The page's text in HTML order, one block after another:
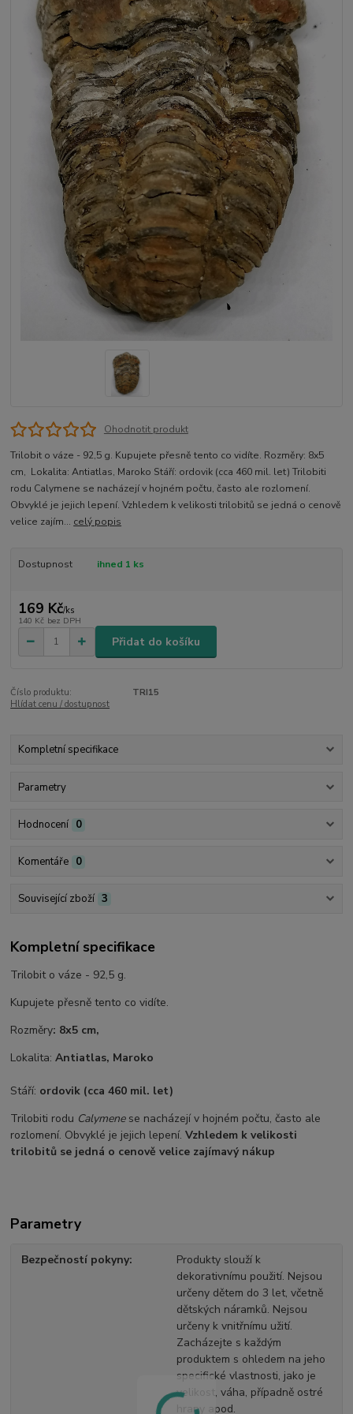
Ohodnotit produkt
Trilobit o váze - 92,5 g. Kupujete přesně tento co vidíte. Rozměry: 8x5
cm, Lokalita: Antiatlas, Maroko Stáří: ordovik (cca 460 mil. let) Trilobiti
rodu Calymene se nacházejí v hojném počtu, často ale rozlomení.
Obvyklé je jejich lepení. Vzhledem k velikosti trilobitů se jedná o cenově
velice zajím... celý popis
Dostupnost ihned 1 ks
169 Kč/ks
140 Kč bez DPH
Přidat do košíku
Číslo produktu:
TRI15
Hlídat cenu / dostupnost
Kompletní specifikace
Parametry
Hodnocení 0
Komentáře 0
Související zboží 3
Kompletní specifikace
Trilobit o váze - 92,5 g.
Kupujete přesně tento co vidíte.
Rozměry: 8x5 cm,
Lokalita:Antiatlas, Maroko
Stáří: ordovik (cca 460 mil. let)
Trilobiti rodu Calymenese nacházejí v hojném počtu, často ale
rozlomení. Obvyklé je jejich lepení.Vzhledem k velikosti
trilobitů se jedná o cenově velice zajímavý nákup
Parametry
Bezpečností pokyny
Produkty slouží k
dekorativnímu použití. Nejsou
určeny dětem do 3 let, včetně
dětských náramků. Nejsou
určeny k vnitřnímu užití.
Zacházejte s každým
produktem s ohledem na jeho
specifické vlastnosti, jako je
velikost, váha, případně ostré
hrany apod.